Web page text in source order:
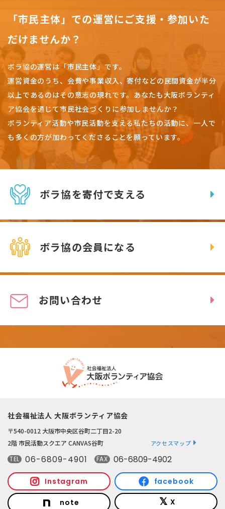
「市民主体」での運営にご支援・参加いた
だけませんか？
ボラ協の運営は「市民主体」です。
運営資金のうち、会費や事業収入、寄付などの民間資金が半分
以上であるのはその意志の現れです。 あなたも大阪ボランティ
ア協会を通じて市民社会づくりに参加しませんか？
ボランティア活動や市民活動を支える私たちの活動に、一人で
も多くの方が加わってくださることを願っています。
ボラ協を寄付で支える
ボラ協の会員になる
お問い合わせ
社会福祉法人 大阪ボランティア協会
〒540-0012 大阪市中央区谷町二丁目2-20
2階 市民活動スクエア CANVAS谷町
アクセスマップ
TEL 06-6809-4901 FAX 06-6809-4902
Instagram facebook
note X